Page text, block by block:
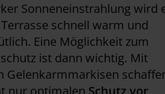
Sonneneinstrahlung wird
schnell warm und
Eine Möglichkeit zum
ist dann wichtig. Mit
Gelenkarmmarkisen